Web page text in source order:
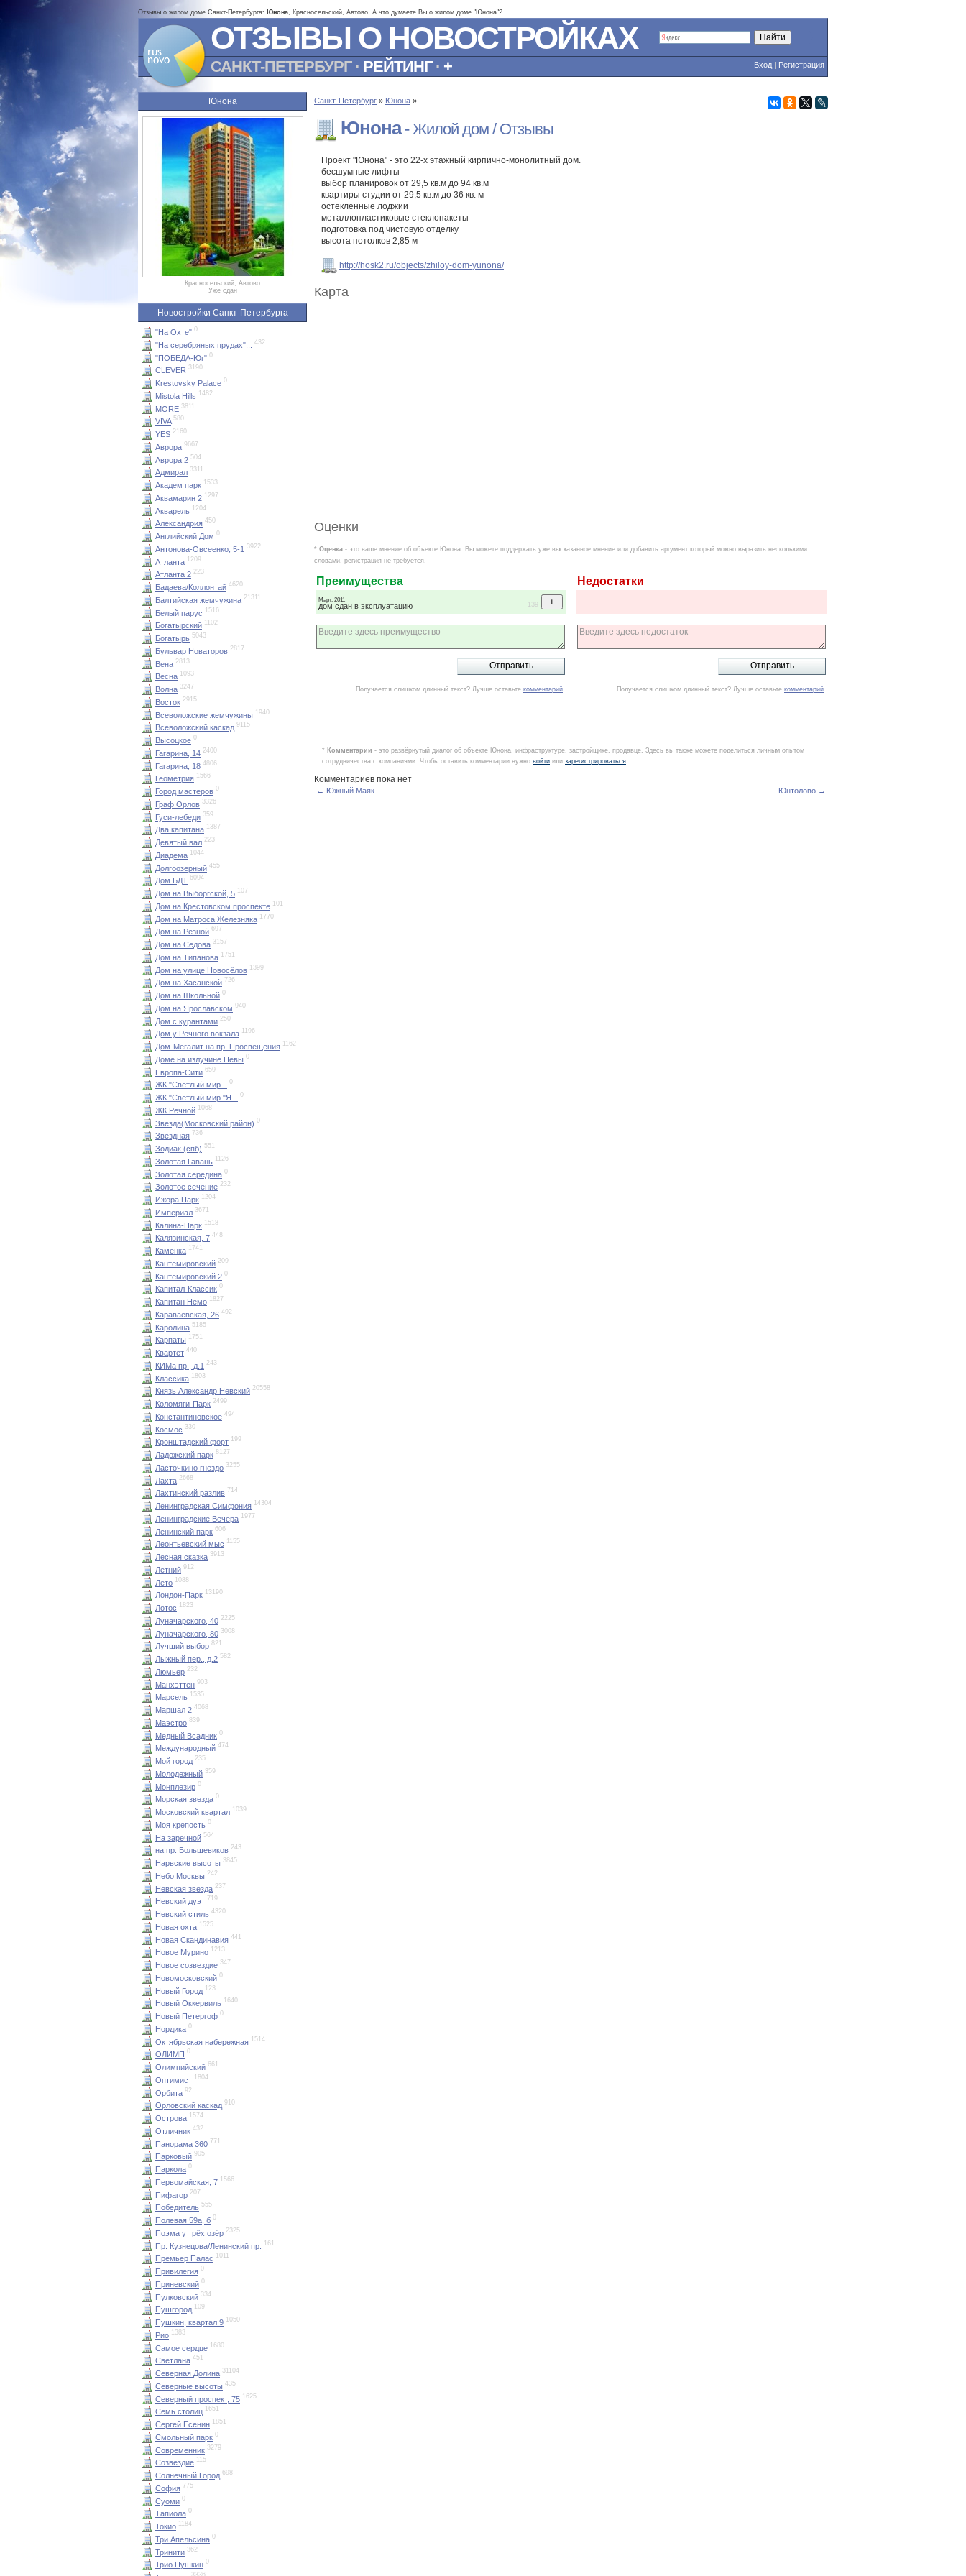
Отзывы о жилом доме Санкт-Петербурга: Юнона, Красносельский, Автово. А что думаете Вы о жилом доме "Юнона"?
ОТЗЫВЫ О НОВОСТРОЙКАХ
Вход | Регистрация
САНКТ-ПЕТЕРБУРГ· РЕЙТИНГ· +
Юнона
Красносельский, Автово
Уже сдан
Новостройки Санкт-Петербурга
"На Охте" 0
"На серебряных прудах"... 432
"ПОБЕДА-Юг" 0
CLEVER 3190
Krestovsky Palace 0
Mistola Hills 1482
MORE 3811
VIVA 580
YES 2160
Аврора 9667
Аврора 2 504
Адмирал 3311
Академ парк 1533
Аквамарин 2 1297
Акварель 1204
Александрия 450
Английский Дом 0
Антонова-Овсеенко, 5-1 3922
Атланта 1209
Атланта 2 223
Бадаева/Коллонтай 4620
Балтийская жемчужина 21311
Белый парус 1516
Богатырский 1102
Богатырь 5043
Бульвар Новаторов 2817
Вена 2813
Весна 1093
Волна 3247
Восток 2915
Всеволожские жемчужины 1940
Всеволожский каскад 9115
Высоцкое 0
Гагарина, 14 2400
Гагарина, 18 4806
Геометрия 1566
Город мастеров 0
Граф Орлов 3326
Гуси-лебеди 359
Два капитана 1387
Девятый вал 223
Диадема 1044
Долгоозерный 455
Дом БДТ 6094
Дом на Выборгской, 5 107
Дом на Крестовском проспекте 101
Дом на Матроса Железняка 1770
Дом на Резной 697
Дом на Седова 3157
Дом на Типанова 1751
Дом на улице Новосёлов 1399
Дом на Хасанской 726
Дом на Школьной 0
Дом на Ярославском 940
Дом с курантами 250
Дом у Речного вокзала 1196
Дом-Мегалит на пр. Просвещения 1162
Доме на излучине Невы 0
Европа-Сити 659
ЖК "Светлый мир... 0
ЖК "Светлый мир "Я... 0
ЖК Речной 1068
Звезда(Московский район) 0
Звёздная 736
Зодиак (спб) 551
Золотая Гавань 1126
Золотая середина 0
Золотое сечение 232
Ижора Парк 1204
Империал 3671
Калина-Парк 1518
Калязинская, 7 448
Каменка 1741
Кантемировский 209
Кантемировский 2 0
Капитал-Классик 0
Капитан Немо 1827
Караваевская, 26 492
Каролина 5185
Карпаты 1751
Квартет 440
КИМа пр., д.1 243
Классика 1803
Князь Александр Невский 20558
Коломяги-Парк 2499
Константиновское 494
Космос 330
Кронштадский форт 199
Ладожский парк 8127
Ласточкино гнездо 3255
Лахта 2668
Лахтинский разлив 714
Ленинградская Симфония 14304
Ленинградские Вечера 1977
Ленинский парк 606
Леонтьевский мыс 1155
Лесная сказка 3913
Летний 912
Лето 1088
Лондон-Парк 13190
Лотос 1823
Луначарского, 40 2225
Луначарского, 80 3008
Лучший выбор 821
Лыжный пер., д.2 582
Люмьер 232
Манхэттен 903
Марсель 1535
Маршал 2 4068
Маэстро 839
Медный Всадник 0
Международный 474
Мой город 235
Молодежный 359
Монплезир 0
Морская звезда 0
Московский квартал 1039
Моя крепость 0
На заречной 564
на пр. Большевиков 243
Нарвские высоты 3845
Небо Москвы 242
Невская звезда 237
Невский дуэт 719
Невский стиль 4320
Новая охта 1525
Новая Скандинавия 441
Новое Мурино 1213
Новое созвездие 347
Новомосковский 0
Новый Город 123
Новый Оккервиль 1640
Новый Петергоф 0
Нордика 0
Октябрьская набережная 1514
ОЛИМП 0
Олимпийский 661
Оптимист 1804
Орбита 92
Орловский каскад 910
Острова 1574
Отличник 432
Панорама 360 771
Парковый 905
Паркола 0
Первомайская, 7 1566
Пифагор 207
Победитель 555
Полевая 59а, б 0
Поэма у трёх озёр 2325
Пр. Кузнецова/Ленинский пр. 161
Премьер Палас 1011
Привилегия 0
Приневский 0
Пулковский 334
Пушгород 109
Пушкин, квартал 9 1050
Рио 1383
Самое сердце 1680
Светлана 451
Северная Долина 31104
Северные высоты 435
Северный проспект, 75 1625
Семь столиц 1651
Сергей Есенин 1851
Смольный парк 0
Современник 3279
Созвездие 115
Солнечный Город 698
София 775
Суоми 0
Тапиола 0
Токио 1184
Три Апельсина 0
Тринити 362
Трио Пушкин 0
3336
Санкт-Петербург » Юнона »
Юнона- Жилой дом / Отзывы
Проект "Юнона" - это 22-х этажный кирпично-монолитный дом.
бесшумные лифты
выбор планировок от 29,5 кв.м до 94 кв.м
квартиры студии от 29,5 кв.м до 36 кв. м
остекленные лоджии
металлопластиковые стеклопакеты
подготовка под чистовую отделку
высота потолков 2,85 м
http://hosk2.ru/objects/zhiloy-dom-yunona/
Карта
Оценки
* Оценка - это ваше мнение об объекте Юнона. Вы можете поддержать уже высказанное мнение или добавить аргумент который можно выразить несколькими
словами, регистрация не требуется.
Преимущества Недостатки
Март, 2011
дом сдан в эксплуатацию 139
Получается слишком длинный текст? Лучше оставьте комментарий. Получается слишком длинный текст? Лучше оставьте комментарий.
* Комментарии - это развёрнутый диалог об объекте Юнона, инфраструктуре, застройщике, продавце. Здесь вы также можете поделиться личным опытом
сотрудничества с компаниями. Чтобы оставить комментарии нужно войти или зарегистрироваться.
Комментариев пока нет
← Южный Маяк Юнтолово →